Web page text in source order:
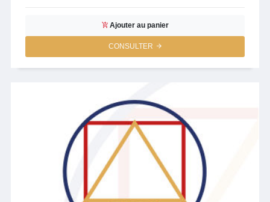
Ajouter au panier
CONSULTER